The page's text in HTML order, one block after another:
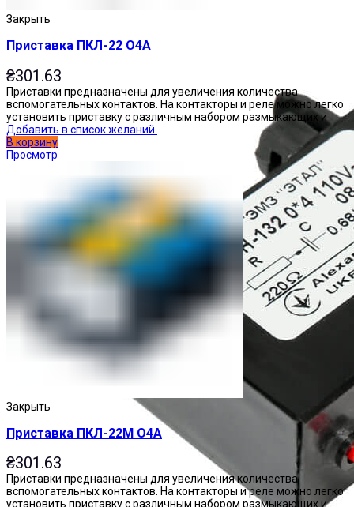
Закрыть
Приставка ПКЛ-22 О4А
₴301.63
Приставки предназначены для увеличения количества
вспомогательных контактов. На контакторы и реле можно легко
установить приставку с различным набором размыкающих и
Добавить в список желаний
В корзину
Просмотр
Закрыть
Приставка ПКЛ-22М О4А
₴301.63
Приставки предназначены для увеличения количества
вспомогательных контактов. На контакторы и реле можно легко
установить приставку с различным набором размыкающих и